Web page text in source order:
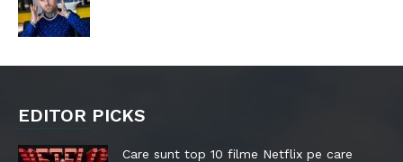
EDITOR PICKS
Care sunt top 10 filme Netflix pe care